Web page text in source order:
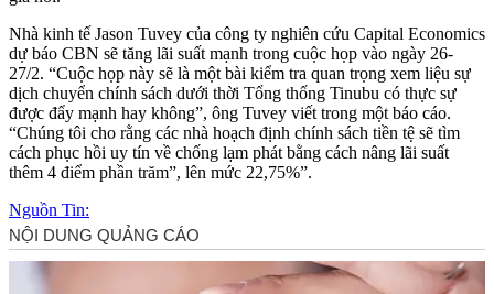
Nhà kinh tế Jason Tuvey của công ty nghiên cứu Capital Economics
dự báo CBN sẽ tăng lãi suất mạnh trong cuộc họp vào ngày 26-
27/2. “Cuộc họp này sẽ là một bài kiểm tra quan trọng xem liệu sự
dịch chuyển chính sách dưới thời Tổng thống Tinubu có thực sự
được đẩy mạnh hay không”, ông Tuvey viết trong một báo cáo.
“Chúng tôi cho rằng các nhà hoạch định chính sách tiền tệ sẽ tìm
cách phục hồi uy tín về chống lạm phát bằng cách nâng lãi suất
thêm 4 điểm phần trăm”, lên mức 22,75%”.
Nguồn Tin: